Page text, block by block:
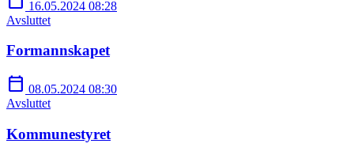
16.05.2024 08:28
Avsluttet
Formannskapet
calendar_today 08.05.2024 08:30
Avsluttet
Kommunestyret